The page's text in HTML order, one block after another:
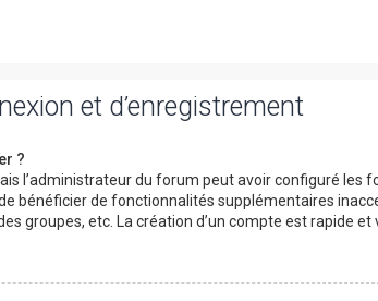
et d’enregistrement
?
l’administrateur du forum peut avoir configuré les
bénéficier de fonctionnalités supplémentaires
groupes, etc. La création d’un compte est rapide et